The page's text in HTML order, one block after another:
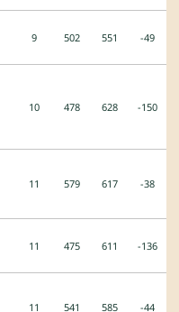
9 502 551 -49
10 478 628 -150
11 579 617 -38
11 475 611 -136
11 541 585 -44